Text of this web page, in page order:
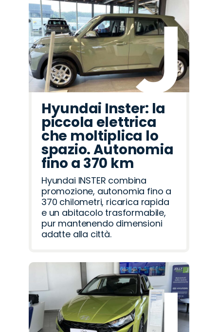
Hyundai Inster: la
piccola elettrica
che moltiplica lo
spazio. Autonomia
fino a 370 km
Hyundai INSTER combina
promozione, autonomia fino a
370 chilometri, ricarica rapida
e un abitacolo trasformabile,
pur mantenendo dimensioni
adatte alla città.